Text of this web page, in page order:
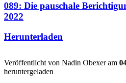
089: Die pauschale
2022
Herunterladen
Veröffentlicht von Nadin Obexer am
heruntergeladen